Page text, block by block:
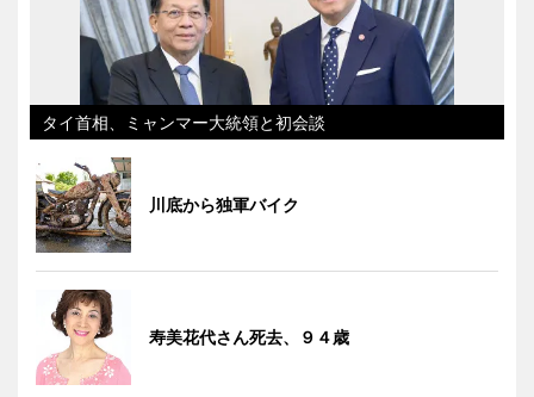
タイ首相、ミャンマー大統領と初会談
川底から独軍バイク
寿美花代さん死去、９４歳